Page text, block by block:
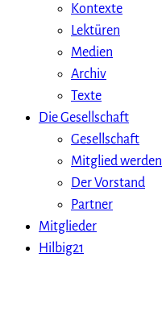
Kontexte
Lektüren
Medien
Archiv
Texte
Die Gesellschaft
Gesellschaft
Mitglied werden
Der Vorstand
Partner
Mitglieder
Hilbig21